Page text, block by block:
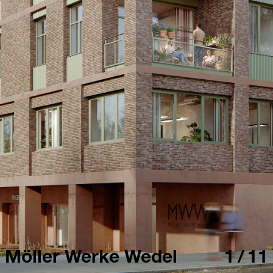
1/11
Möller Werke Wedel